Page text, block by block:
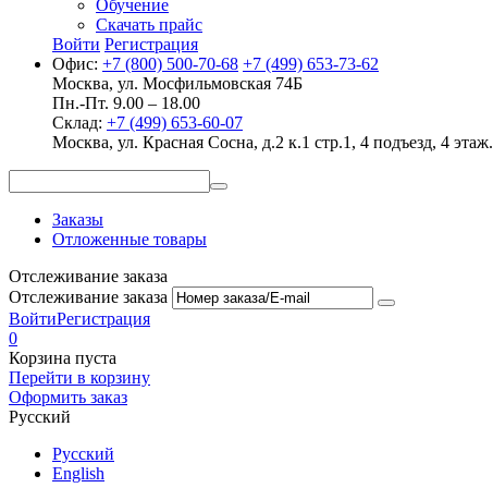
Обучение
Скачать прайс
Войти Регистрация
Офис: +7 (800) 500-70-68 +7 (499) 653-73-62
Москва, ул. Мосфильмовская 74Б
Пн.-Пт. 9.00 – 18.00
Склад: +7 (499) 653-60-07
Москва, ул. Красная Сосна, д.2 к.1 стр.1, 4 подъезд, 4 этаж.
Заказы
Отложенные товары
Отслеживание заказа
Отслеживание заказа
ВойтиРегистрация
0
Корзина пуста
Перейти в корзину
Оформить заказ
Русский
Русский
English